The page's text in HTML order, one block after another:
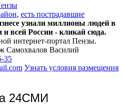
, есть пострадавшие
узнали миллионы людей в
и всей России - кликай сюда.
интернет-портал Пензы.
Самохвалов Василий
35
Узнать условия размещения
24СМИ